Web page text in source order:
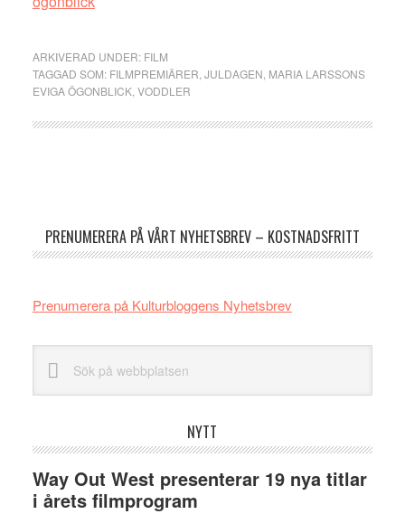
ARKIVERAD UNDER: FILM
TAGGAD SOM: FILMPREMIÄRER JULDAGEN MARIA LARSSONS
EVIGA ÖGONBLICK, VODDLER
PRENUMERERA PÅ VÅRT NYHETSBREV – KOSTNADSFRITT
Prenumerera på Kulturbloggens Nyhetsbrev
webbplatsen
NYTT
Way Out West presenterar 19 nya titlar
i årets filmprogram